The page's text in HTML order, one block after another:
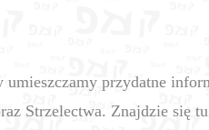
przydatne
Strzelectwa. Znajdzie się